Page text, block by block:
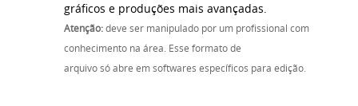
gráficos e produções mais avançadas.
Atenção: deve ser manipulado por um profissional com
conhecimento na área. Esse formato de
arquivo só abre em softwares específicos para edição.